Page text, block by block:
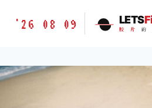
胶
味
道
'26 08 09 LETS
胶 片 的